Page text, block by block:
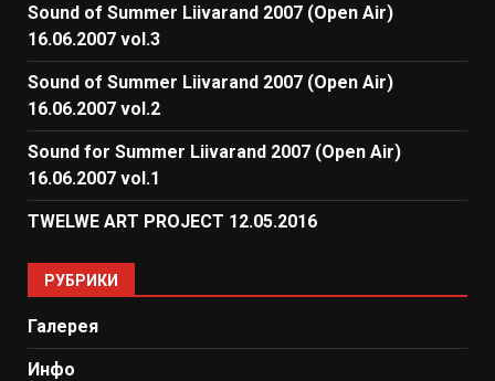
Sound of Summer Liivarand 2007 (Open Air)
16.06.2007 vol.3
Sound of Summer Liivarand 2007 (Open Air)
16.06.2007 vol.2
Sound for Summer Liivarand 2007 (Open Air)
16.06.2007 vol.1
TWELWE ART PROJECT 12.05.2016
РУБРИКИ
Галерея
Инфо